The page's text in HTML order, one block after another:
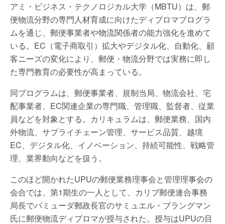
アミ・ビジネス・テクノロジカル大学（MBTU）は、郵
便物流分野の専門人材育成に向けたディプロマプログラ
ムを通じ、郵便事業者や物流関係者の能力強化を進めて
いる。EC（電子商取引）拡大やデジタル化、自動化、顧
客ニーズの変化により、郵便・物流分野では実務に即し
た専門教育の必要性が高まっている。
同プログラムは、郵便事業者、規制当局、物流会社、宅
配事業者、EC関連企業の専門職、管理職、監督者、従業
員などを対象とする。カリキュラムは、郵便業務、国内
外物流、サプライチェーン管理、サービス品質、越境
EC、デジタル化、イノベーション、持続可能性、戦略管
理、業界動向などを扱う。
このほど開かれたUPUの郵便業務理事会と管理理事会の
会合では、第1期生の一人として、カリブ郵便連合事務
局長でバミューダ郵政長官のサミュエル・ブラングマン
氏に郵便物流ディプロマが授与された。授与はUPUの目